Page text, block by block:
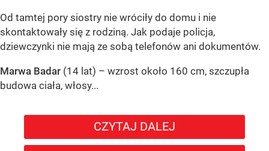
Od tamtej pory siostry nie wróciły do domu i nie
skontaktowały się z rodziną. Jak podaje policja,
dziewczynki nie mają ze sobą telefonów ani dokumentów.
Marwa Badar (14 lat) – wzrost około 160 cm, szczupła
budowa ciała, włosy...
CZYTAJ DALEJ